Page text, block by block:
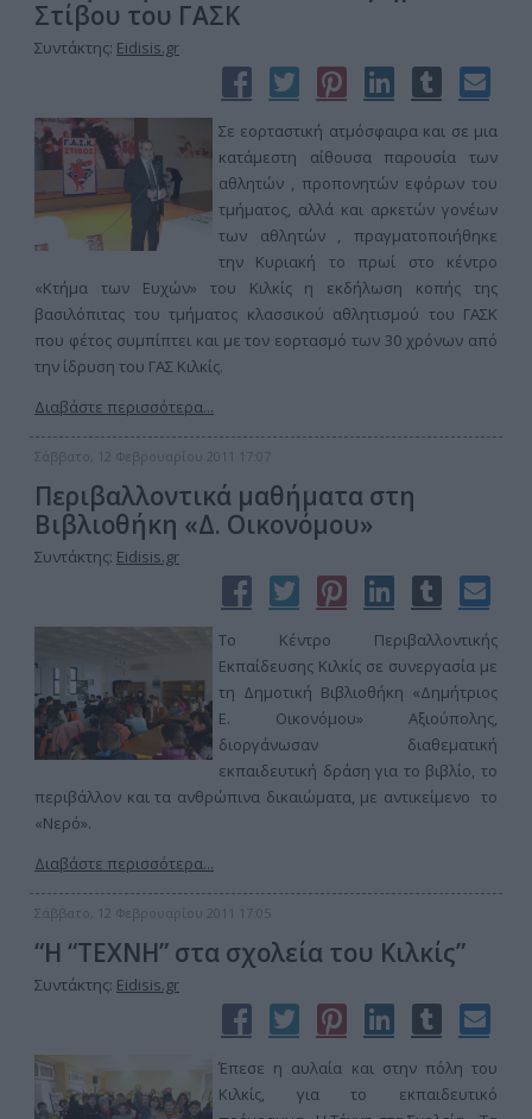
Στίβου του ΓΑΣΚ
Συντάκτης: Eidisis.gr
Σε εορταστική ατμόσφαιρα και σε μια
κατάμεστη αίθουσα παρουσία των
αθλητών , προπονητών εφόρων του
τμήματος, αλλά και αρκετών γονέων
των αθλητών , πραγματοποιήθηκε
την Κυριακή το πρωί στο κέντρο
«Κτήμα των Ευχών» του Κιλκίς η εκδήλωση κοπής της
βασιλόπιτας του τμήματος κλασσικού αθλητισμού του ΓΑΣΚ
που φέτος συμπίπτει και με τον εορτασμό των 30 χρόνων από
την ίδρυση του ΓΑΣ Κιλκίς.
Διαβάστε περισσότερα...
Σάββατο, 12 Φεβρουαρίου 2011 17:07
Περιβαλλοντικά μαθήματα στη
Βιβλιοθήκη «Δ. Οικονόμου»
Συντάκτης: Eidisis.gr
Το Κέντρο Περιβαλλοντικής
Εκπαίδευσης Κιλκίς σε συνεργασία με
τη Δημοτική Βιβλιοθήκη «Δημήτριος
Ε. Οικονόμου» Αξιούπολης,
διοργάνωσαν διαθεματική
εκπαιδευτική δράση για το βιβλίο, το
περιβάλλον και τα ανθρώπινα δικαιώματα, με αντικείμενο το
«Νερό».
Διαβάστε περισσότερα...
Σάββατο, 12 Φεβρουαρίου 2011 17:05
“Η “ΤΕΧΝΗ” στα σχολεία του Κιλκίς”
Συντάκτης: Eidisis.gr
Έπεσε η αυλαία και στην πόλη του
Κιλκίς, για το εκπαιδευτικό